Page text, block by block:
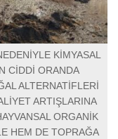
KİMYASAL
CİDDİ ORANDA
ALTERNATİFLERİ
ARTIŞLARINA
ORGANİK
HEM DE TOPRAĞA